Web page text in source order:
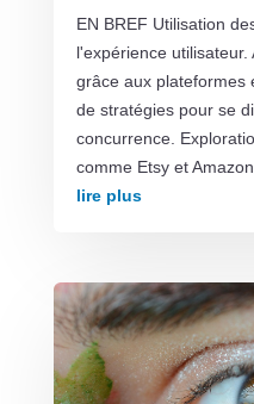
EN BREF Utilisation
l'expérience
grâce aux plateformes
de stratégies pour se
concurrence.
comme Etsy et
lire plus